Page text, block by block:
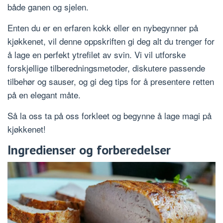
både ganen og sjelen.
Enten du er en erfaren kokk eller en nybegynner på
kjøkkenet, vil denne oppskriften gi deg alt du trenger for
å lage en perfekt ytrefilet av svin. Vi vil utforske
forskjellige tilberedningsmetoder, diskutere passende
tilbehør og sauser, og gi deg tips for å presentere retten
på en elegant måte.
Så la oss ta på oss forkleet og begynne å lage magi på
kjøkkenet!
Ingredienser og forberedelser